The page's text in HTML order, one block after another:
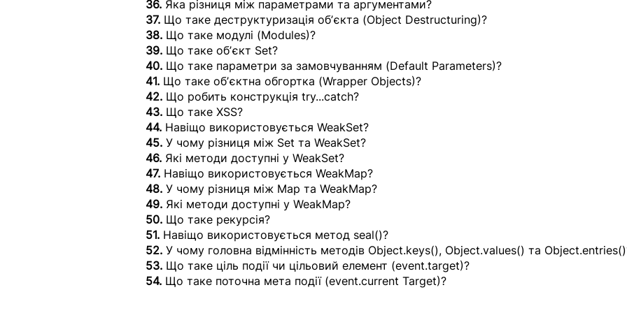
36. Яка різниця між параметрами та аргументами?
37. Що таке деструктуризація обʼєкта (Object Destructuring)?
38. Що таке модулі (Modules)?
39. Що таке обʼєкт Set?
40. Що таке параметри за замовчуванням (Default Parameters)?
41. Що таке обʼєктна обгортка (Wrapper Objects)?
42. Що робить конструкція try...catch?
43. Що таке XSS?
44. Навіщо використовується WeakSet?
45. У чому різниця між Set та WeakSet?
46. Які методи доступні у WeakSet?
47. Навіщо використовується WeakMap?
48. У чому різниця між Map та WeakMap?
49. Які методи доступні у WeakMap?
50. Що таке рекурсія?
51. Навіщо використовується метод seal()?
52. У чому головна відмінність методів Object.keys(), Object.values() та
53. Що таке ціль події чи цільовий елемент (event.target)?
54. Що таке поточна мета події (event.current Target)?